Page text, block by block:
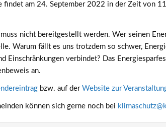
findet am 24. September 2022 in der Zeit von
nicht bereitgestellt werden. Wer seinen
Warum fällt es uns trotzdem so schwer,
Einschränkungen verbindet? Das
an.
bzw. auf derWebsite zur
können sich gerne noch bei